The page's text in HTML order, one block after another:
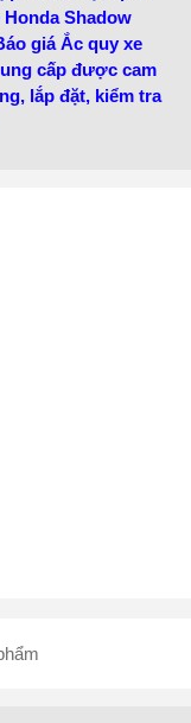
Shadow
giá Ắc quy xe
cấp được cam
lắp đặt, kiểm tra